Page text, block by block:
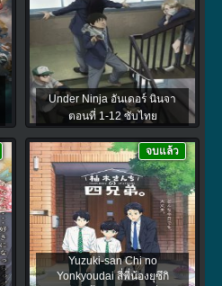
Under Ninja อันเดอร์ นินจา
ตอนที่ 1-12 ซับไทย
Yuzuki-san Chi no
Yonkyoudai สี่พี่น้องยุซึกิ
จบแล้ว